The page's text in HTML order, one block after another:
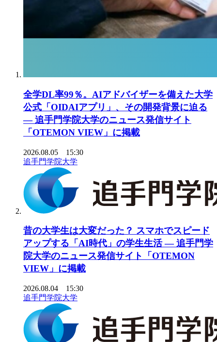
全学DL率99％。AIアドバイザーを備えた大学
公式「OIDAIアプリ」、その開発背景に迫る
― 追手門学院大学のニュース発信サイト
「OTEMON VIEW」に掲載
2026.08.05 15:30
追手門学院大学
昔の大学生は大変だった？ スマホでスピード
アップする「AI時代」の学生生活 ― 追手門学
院大学のニュース発信サイト「OTEMON
VIEW」に掲載
2026.08.04 15:30
追手門学院大学